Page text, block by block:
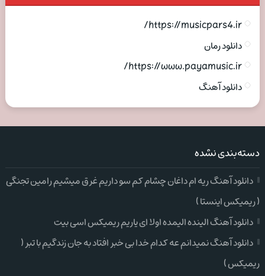
https://musicpars4.ir/
دانلود رمان
https://www.payamusic.ir/
دانلود آهنگ
دسته‌بندی نشده
دانلود آهنگ ریه ام داغان چشام کم سو داریم غرق میشیم رامین تجنگی
( ریمیکس اینستا )
دانلود آهنگ الینده الیمده اولا ای یاریم ریمیکس اسی بیت
دانلود آهنگ نمیدانم عه کدام خدا بی خبر افتاد به جان زندگیم با تبر (
ریمیکس )